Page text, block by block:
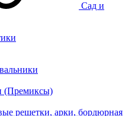
Сад и
(Премиксы)
решетки, арки, бордюрная